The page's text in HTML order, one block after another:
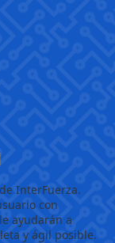
InterFuerza.
con
ayudarán a
y ágil posible.